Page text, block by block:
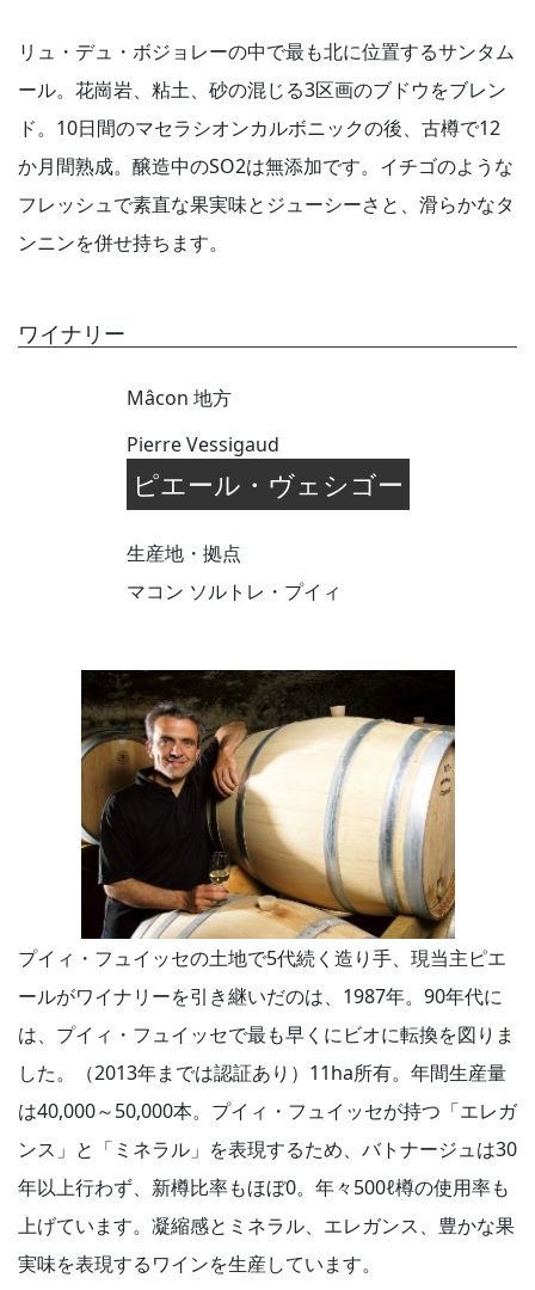
リュ・デュ・ボジョレーの中で最も北に位置するサンタム
ール。花崗岩、粘土、砂の混じる3区画のブドウをブレン
ド。10日間のマセラシオンカルボニックの後、古樽で12
か月間熟成。醸造中のSO2は無添加です。イチゴのような
フレッシュで素直な果実味とジューシーさと、滑らかなタ
ンニンを併せ持ちます。
ワイナリー
Mâcon 地方
Pierre Vessigaud
ピエール・ヴェシゴー
生産地・拠点
マコン ソルトレ・プイィ
プイィ・フュイッセの土地で5代続く造り手、現当主ピエ
ールがワイナリーを引き継いだのは、1987年。90年代に
は、プイィ・フュイッセで最も早くにビオに転換を図りま
した。（2013年までは認証あり）11ha所有。年間生産量
は40,000～50,000本。プイィ・フュイッセが持つ「エレガ
ンス」と「ミネラル」を表現するため、バトナージュは30
年以上行わず、新樽比率もほぼ0。年々500ℓ樽の使用率も
上げています。凝縮感とミネラル、エレガンス、豊かな果
実味を表現するワインを生産しています。